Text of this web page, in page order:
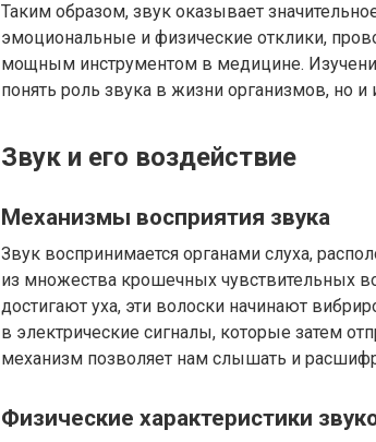
Таким образом, звук оказывает
эмоциональные и физические отклики,
мощным инструментом в медицине.
понять роль звука в жизни организмов, но и
Звук и его воздействие
Механизмы восприятия звука
Звук воспринимается органами слуха,
из множества крошечных чувствительных
достигают уха, эти волоски начинают
в электрические сигналы, которые затем
механизм позволяет нам слышать и
Физические характеристики